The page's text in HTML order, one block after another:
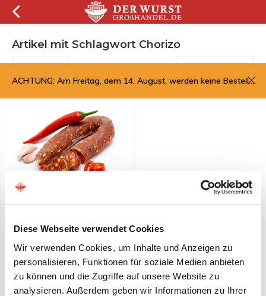
Diese Webseite verwendet Cookies
Wir verwenden Cookies, um Inhalte und Anzeigen zu
personalisieren, Funktionen für soziale Medien anbieten
zu können und die Zugriffe auf unsere Website zu
analysieren. Außerdem geben wir Informationen zu Ihrer
ACHTUNG: Am Freitag, dem 14. August, werden keine Bestellungen versandt; diese werden ab Montag, dem 17. August, versandt.
Artikel mit Schlagwort Chorizo
Filter Sortieren nach:
€ 14,75*
(15,78 Inkl. MwSt.)
* exkl. MwSt. zzgl.
Versandkosten